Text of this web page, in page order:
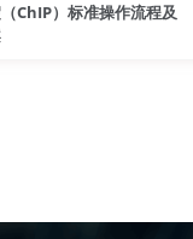
ChIP）标准操作流程及